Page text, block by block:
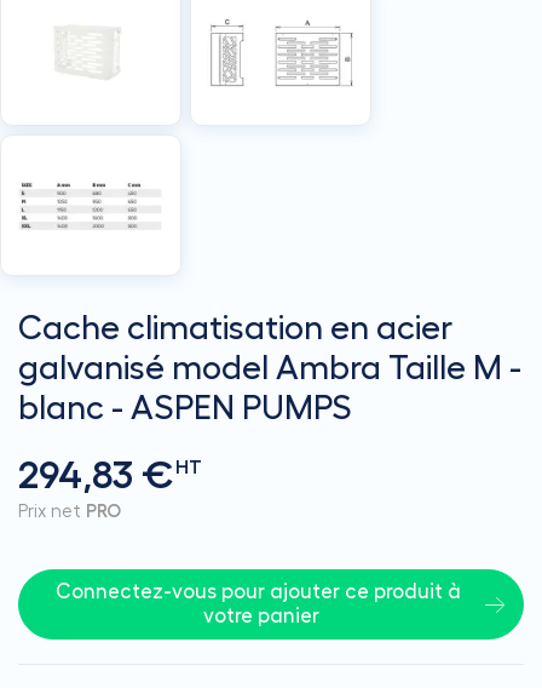
Cache climatisation en acier
galvanisé model Ambra Taille M -
blanc - ASPEN PUMPS
294,83 € HT
Prix net PRO
Connectez-vous pour ajouter ce produit à
votre panier